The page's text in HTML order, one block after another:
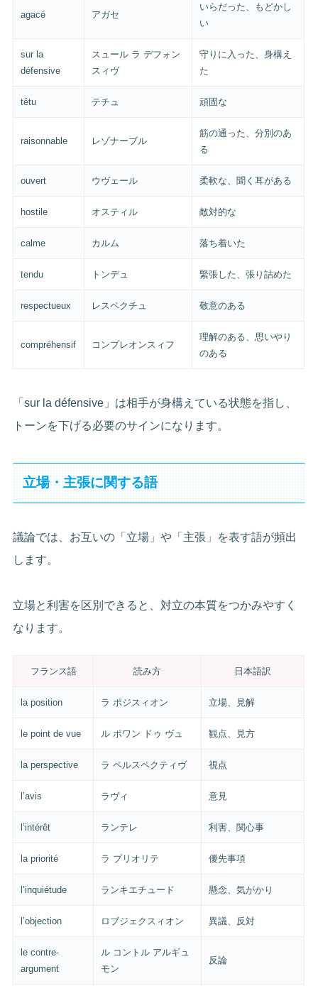
agacé アガセ
いらだった、もどかし
い
sur la
défensive
スュール ラ デフォン
スィヴ
守りに入った、身構え
た
têtu テチュ 頑固な
raisonnable レゾナーブル
筋の通った、分別のあ
る
ouvert ウヴェール 柔軟な、聞く耳がある
hostile オスティル 敵対的な
calme カルム 落ち着いた
tendu トンデュ 緊張した、張り詰めた
respectueux レスペクチュ 敬意のある
compréhensif コンプレオンスィフ
理解のある、思いやり
のある
「sur la défensive」は相手が身構えている状態を指し、
トーンを下げる必要のサインになります。
立場・主張に関する語
議論では、お互いの「立場」や「主張」を表す語が頻出
します。
立場と利害を区別できると、対立の本質をつかみやすく
なります。
フランス語 読み方 日本語訳
la position ラ ポジスィオン 立場、見解
le point de vue ル ポワン ドゥ ヴュ 観点、見方
la perspective ラ ペルスペクティヴ 視点
l’avis ラヴィ 意見
l’intérêt ランテレ 利害、関心事
la priorité ラ プリオリテ 優先事項
l’inquiétude ランキエチュード 懸念、気がかり
l’objection ロブジェクスィオン 異議、反対
le contre-
argument
ル コントル アルギュ
モン
反論